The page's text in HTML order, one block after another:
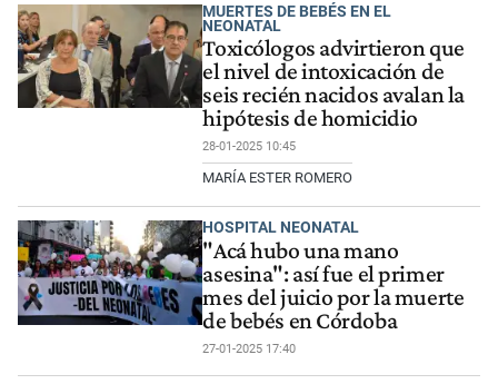
MUERTES DE BEBÉS EN EL
NEONATAL
Toxicólogos advirtieron que
el nivel de intoxicación de
seis recién nacidos avalan la
hipótesis de homicidio
28-01-2025 10:45
MARÍA ESTER ROMERO
HOSPITAL NEONATAL
"Acá hubo una mano
asesina": así fue el primer
mes del juicio por la muerte
de bebés en Córdoba
27-01-2025 17:40